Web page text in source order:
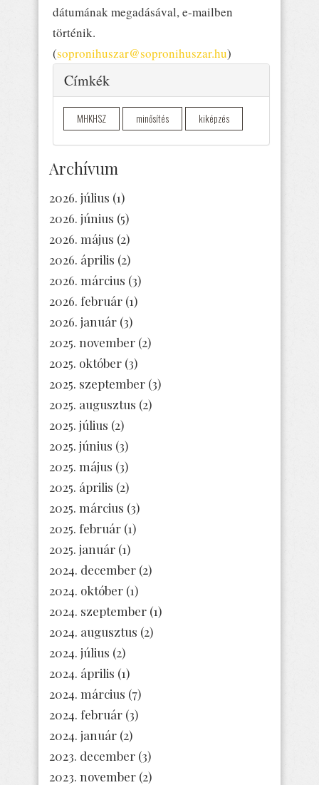
dátumának megadásával, e-mailben
történik.
(sopronihuszar@sopronihuszar.hu)
Elrejtés
Címkék
MHKHSZ minősítés kiképzés
Archívum
2026. július (1)
2026. június (5)
2026. május (2)
2026. április (2)
2026. március (3)
2026. február (1)
2026. január (3)
2025. november (2)
2025. október (3)
2025. szeptember (3)
2025. augusztus (2)
2025. július (2)
2025. június (3)
2025. május (3)
2025. április (2)
2025. március (3)
2025. február (1)
2025. január (1)
2024. december (2)
2024. október (1)
2024. szeptember (1)
2024. augusztus (2)
2024. július (2)
2024. április (1)
2024. március (7)
2024. február (3)
2024. január (2)
2023. december (3)
2023. november (2)